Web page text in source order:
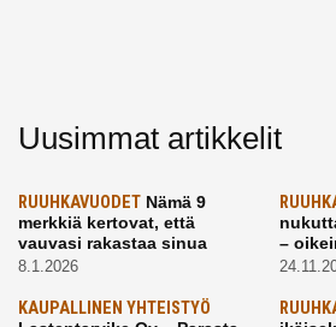
Uusimmat artikkelit
RUUHKAVUODET Nämä 9
merkkiä kertovat, että
vauvasi rakastaa sinua
8.1.2026
–
KAUPALLINEN YHTEISTYÖ